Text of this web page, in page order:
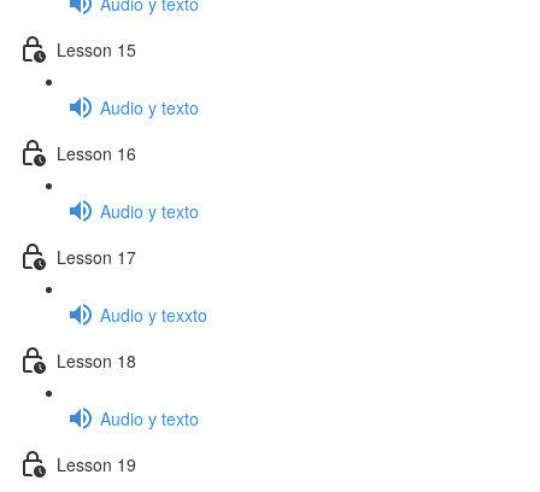
Lesson 15
Audio y texto
Lesson 16
Audio y texto
Lesson 17
Audio y texxto
Lesson 18
Audio y texto
Lesson 19